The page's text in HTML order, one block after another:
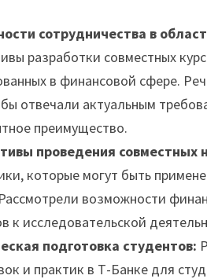
сотрудничества в
разработки совместных
в финансовой сфере.
отвечали актуальным
преимущество.
проведения совместных
которые могут быть
возможности
к исследовательской
подготовка студентов:
и практик в Т-Банке для